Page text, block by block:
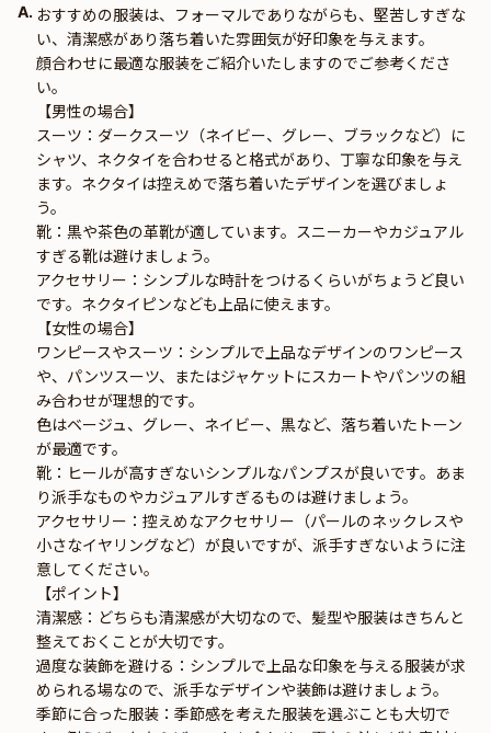
A. おすすめの服装は、フォーマルでありながらも、堅苦しすぎな
い、清潔感があり落ち着いた雰囲気が好印象を与えます。
顔合わせに最適な服装をご紹介いたしますのでご参考くださ
い。
【男性の場合】
スーツ：ダークスーツ（ネイビー、グレー、ブラックなど）に
シャツ、ネクタイを合わせると格式があり、丁寧な印象を与え
ます。ネクタイは控えめで落ち着いたデザインを選びましょ
う。
靴：黒や茶色の革靴が適しています。スニーカーやカジュアル
すぎる靴は避けましょう。
アクセサリー：シンプルな時計をつけるくらいがちょうど良い
です。ネクタイピンなども上品に使えます。
【女性の場合】
ワンピースやスーツ：シンプルで上品なデザインのワンピース
や、パンツスーツ、またはジャケットにスカートやパンツの組
み合わせが理想的です。
色はベージュ、グレー、ネイビー、黒など、落ち着いたトーン
が最適です。
靴：ヒールが高すぎないシンプルなパンプスが良いです。あま
り派手なものやカジュアルすぎるものは避けましょう。
アクセサリー：控えめなアクセサリー（パールのネックレスや
小さなイヤリングなど）が良いですが、派手すぎないように注
意してください。
【ポイント】
清潔感：どちらも清潔感が大切なので、髪型や服装はきちんと
整えておくことが大切です。
過度な装飾を避ける：シンプルで上品な印象を与える服装が求
められる場なので、派手なデザインや装飾は避けましょう。
季節に合った服装：季節感を考えた服装を選ぶことも大切で